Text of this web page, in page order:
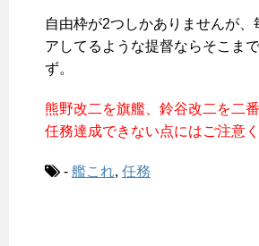
自由枠が2つしかありませんが、
アしてるような提督ならそこま
ず。
熊野改二を旗艦、鈴谷改二を二
任務達成できない点にはご注意く
- 艦これ, 任務